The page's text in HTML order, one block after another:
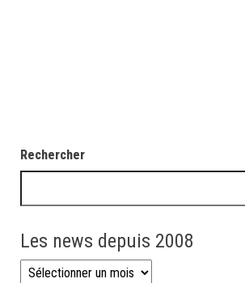
Rechercher
Les news depuis 2008
Les news depuis 2008